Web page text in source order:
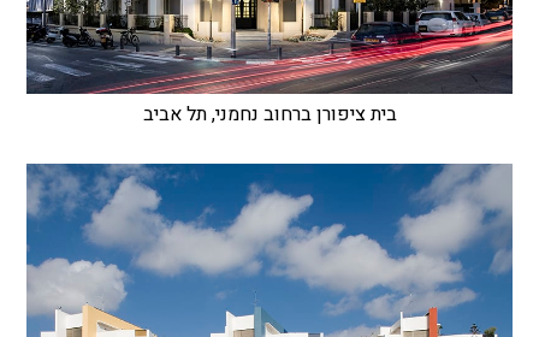
בית ציפורן ברחוב נחמני, תל אביב